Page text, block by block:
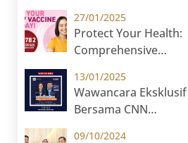
Growth) bersama Dr.
Ong Shong Meng
27/01/2025
Protect Your Health:
Comprehensive
Prevention
13/01/2025
Wawancara Eksklusif
Bersama CNN
09/10/2024